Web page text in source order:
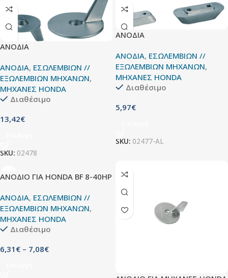
ΑΝΟΔΙΑ
ΑΝΟΔΙΑ, ΕΣΩΛΕΜΒΙΩΝ //
ΕΞΩΛΕΜΒΙΩΝ ΜΗΧΑΝΩΝ,
ΜΗΧΑΝΕΣ HONDA
Διαθέσιμο
13,42€
SKU: 02478
ΑΝΟΔΙΑ
ΑΝΟΔΙΑ, ΕΣΩΛΕΜΒΙΩΝ //
ΕΞΩΛΕΜΒΙΩΝ ΜΗΧΑΝΩΝ,
ΜΗΧΑΝΕΣ HONDA
Διαθέσιμο
5,97€
SKU: 02477-AL
ΑΝΟΔΙΟ ΓΙΑ HONDA BF 8-40HP
ΑΝΟΔΙΑ, ΕΣΩΛΕΜΒΙΩΝ //
ΕΞΩΛΕΜΒΙΩΝ ΜΗΧΑΝΩΝ,
ΜΗΧΑΝΕΣ HONDA
Διαθέσιμο
6,31 € – 7,08€